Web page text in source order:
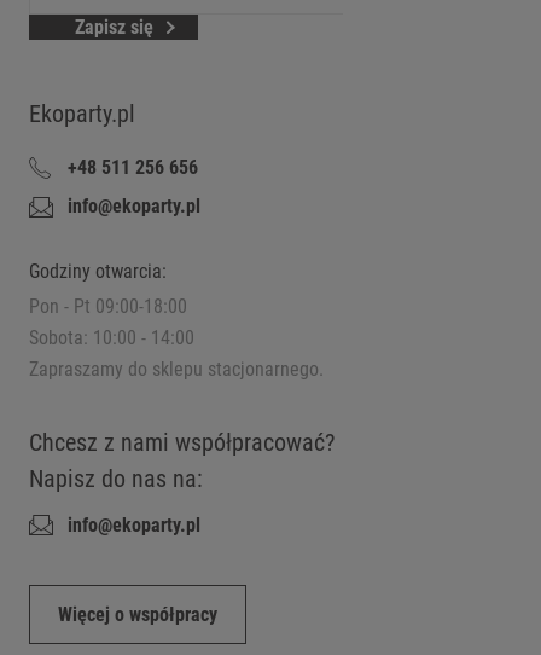
Zapisz się
Ekoparty.pl
+48 511 256 656
info@ekoparty.pl
Godziny otwarcia:
Pon - Pt 09:00-18:00
Sobota: 10:00 - 14:00
Zapraszamy do sklepu stacjonarnego.
Chcesz z nami współpracować?
Napisz do nas na:
info@ekoparty.pl
Więcej o współpracy